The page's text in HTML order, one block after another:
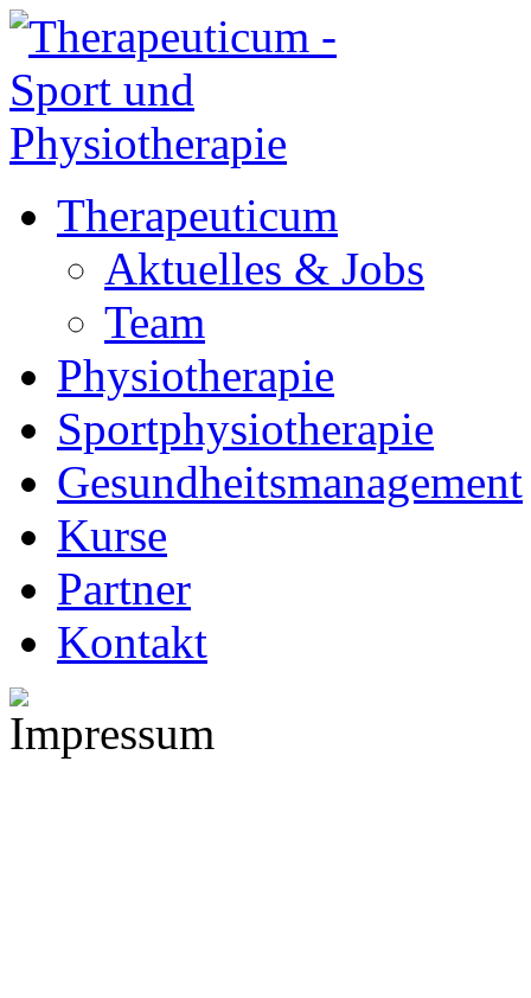
Therapeuticum
Aktuelles & Jobs
Team
Physiotherapie
Sportphysiotherapie
Gesundheitsmanagement
Kurse
Partner
Kontakt